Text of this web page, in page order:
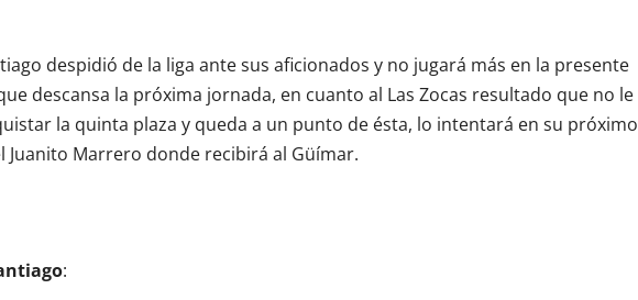
despidió de la liga ante sus aficionados y no jugará más en la presente
descansa la próxima jornada, en cuanto al Las Zocas resultado que no le
la quinta plaza y queda a un punto de ésta, lo intentará en su próximo
Juanito Marrero donde recibirá al Güímar.
: